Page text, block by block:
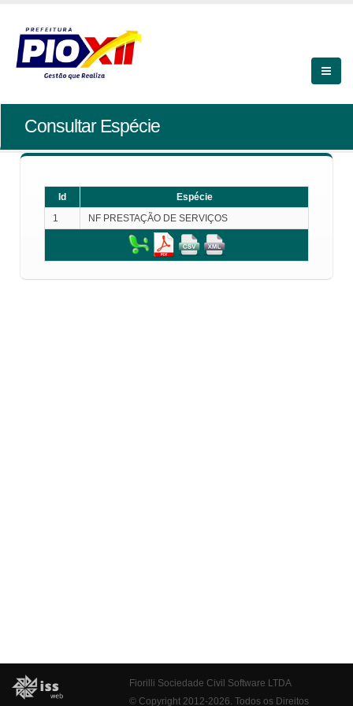
Consultar Espécie
Id
Espécie
1
NF PRESTAÇÃO DE SERVIÇOS
Fiorilli Sociedade Civil Software LTDA
© Copyright 2012-2026. Todos os Direitos